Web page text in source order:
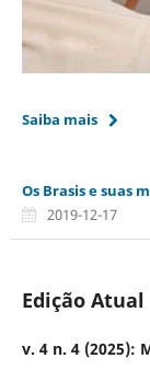
Saiba mais
Os Brasis e suas
2019-12-17
Edição Atual
v. 4 n. 4 (2025):